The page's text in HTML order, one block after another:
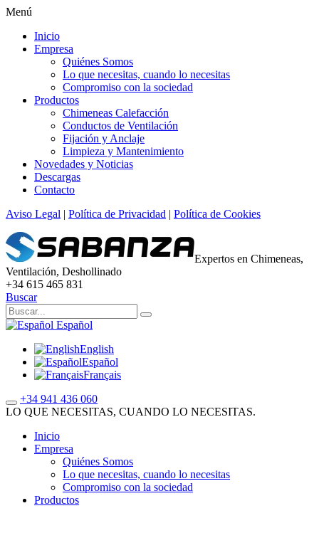
Menú
Inicio
Empresa
Quiénes Somos
Lo que necesitas, cuando lo necesitas
Compromiso con la sociedad
Productos
Chimeneas Calefacción
Conductos de Ventilación
Fijación y Anclaje
Limpieza y Mantenimiento
Novedades y Noticias
Descargas
Contacto
Aviso Legal | Política de Privacidad | Política de Cookies
Expertos en Chimeneas,
Ventilación, Deshollinado
+34 615 465 831
Buscar
Español
English
Español
Français
+34 941 436 060
LO QUE NECESITAS, CUANDO LO NECESITAS.
Inicio
Empresa
Quiénes Somos
Lo que necesitas, cuando lo necesitas
Compromiso con la sociedad
Productos